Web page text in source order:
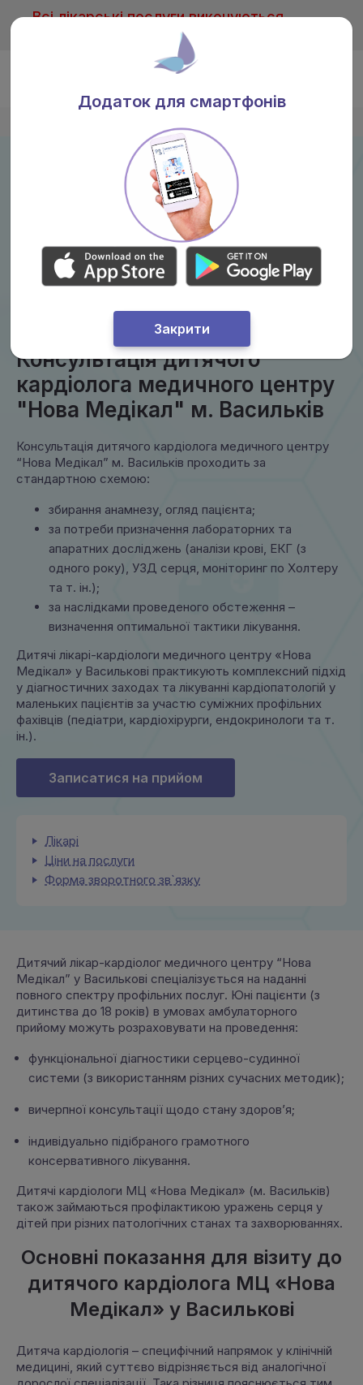
Всі лікарські послуги виконуються
тільки після консультації лікаря
Консультація дитячого
кардіолога медичного центру
"Нова Медікал" м. Васильків
Консультація дитячого кардіолога медичного центру
“Нова Медікал” м. Васильків проходить за
стандартною схемою:
збирання анамнезу, огляд пацієнта;
за потреби призначення лабораторних та
апаратних досліджень (аналізи крові, ЕКГ (з
одного року), УЗД серця, моніторинг по Холтеру
та т. ін.);
за наслідками проведеного обстеження –
визначення оптимальної тактики лікування.
Дитячі лікарі-кардіологи медичного центру «Нова
Медікал» у Василькові практикують комплексний підхід
у діагностичних заходах та лікуванні кардіопатологій у
маленьких пацієнтів за участю суміжних профільних
фахівців (педіатри, кардіохірурги, ендокринологи та т.
ін.).
Записатися на прийом
Лікарі
Ціни на послуги
Форма зворотного зв`язку
Дитячий лікар-кардіолог медичного центру “Нова
Медікал” у Василькові спеціалізується на наданні
повного спектру профільних послуг. Юні пацієнти (з
дитинства до 18 років) в умовах амбулаторного
прийому можуть розраховувати на проведення:
функціональної діагностики серцево-судинної
системи (з використанням різних сучасних методик);
вичерпної консультації щодо стану здоров’я;
індивідуально підібраного грамотного
консервативного лікування.
Дитячі кардіологи МЦ «Нова Медікал» (м. Васильків)
також займаються профілактикою уражень серця у
дітей при різних патологічних станах та захворюваннях.
Основні показання для візиту до
дитячого кардіолога МЦ «Нова
Медікал» у Василькові
Дитяча кардіологія – специфічний напрямок у клінічній
медицині, який суттєво відрізняється від аналогічної
Додаток для смартфонів
Закрити